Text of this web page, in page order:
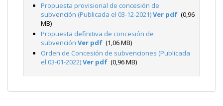
Propuesta provisional de concesión de
subvención (Publicada el 03-12-2021)Ver pdf (0,96
MB)
Propuesta definitiva de concesión de
subvención Ver pdf (1,06 MB)
Orden de Concesión de subvenciones (Publicada
el 03-01-2022)Ver pdf (0,96 MB)